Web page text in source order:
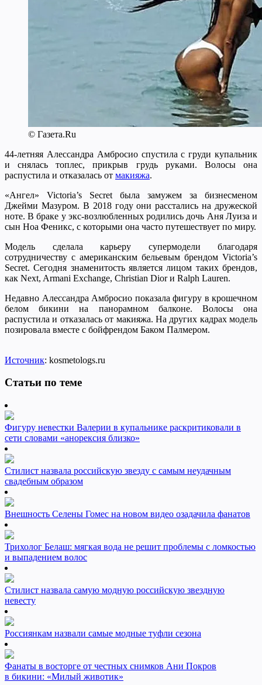
© Газета.Ru
44-летняя Алессандра Амбросио спустила с груди купальник
и снялась топлес, прикрыв грудь руками. Волосы она
распустила и отказалась от макияжа.
«Ангел» Victoria’s Secret была замужем за бизнесменом
Джейми Мазуром. В 2018 году они расстались на дружеской
ноте. В браке у экс-возлюбленных родились дочь Аня Луиза и
сын Ноа Феникс, с которыми она часто путешествует по миру.
Модель сделала карьеру супермодели благодаря
сотрудничеству с американским бельевым брендом Victoria’s
Secret. Сегодня знаменитость является лицом таких брендов,
как Next, Armani Exchange, Christian Dior и Ralph Lauren.
Недавно Алессандра Амбросио показала фигуру в крошечном
белом бикини на панорамном балконе. Волосы она
распустила и отказалась от макияжа. На других кадрах модель
позировала вместе с бойфрендом Баком Палмером.
Источник: kosmetologs.ru
Статьи по теме
Фигуру невестки Валерии в купальнике раскритиковали в
сети словами «анорексия близко»
Стилист назвала российскую звезду с самым неудачным
свадебным образом
Внешность Селены Гомес на новом видео озадачила фанатов
Трихолог Белаш: мягкая вода не решит проблемы с ломкостью
и выпадением волос
Стилист назвала самую модную российскую звездную
невесту
Россиянкам назвали самые модные туфли сезона
Фанаты в восторге от честных снимков Ани Покров
в бикини: «Милый животик»